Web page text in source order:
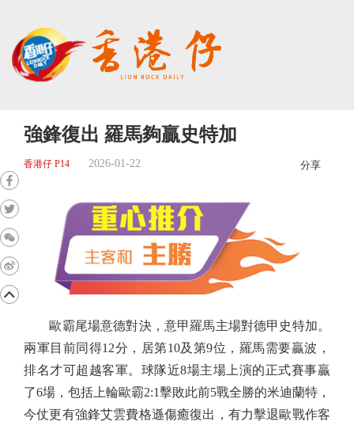
強鋒復出 羅馬夠贏史特加
香港仔 P14 2026-01-22 分享
歐霸尾場意德對決，意甲羅馬主場對德甲史特加。
兩軍目前同得12分，居第10及第9位，羅馬需要贏波，
排名才可超越客軍。球隊近8場主場上演的正式賽事贏
了6場，包括上輪歐霸2:1擊敗此前5戰全勝的米迪蘭特，
今仗更有強鋒艾雲費格遜傷癒復出，有力擊退歐戰作客